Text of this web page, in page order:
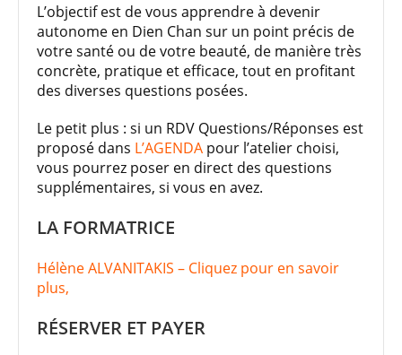
L’objectif est de vous apprendre à devenir
autonome en Dien Chan sur un point précis de
votre santé ou de votre beauté, de manière très
concrète, pratique et efficace, tout en profitant
des diverses questions posées.
Le petit plus : si un RDV Questions/Réponses est
proposé dans L’AGENDA pour l’atelier choisi,
vous pourrez poser en direct des questions
supplémentaires, si vous en avez.
LA FORMATRICE
Hélène ALVANITAKIS – Cliquez pour en savoir
plus,
RÉSERVER ET PAYER